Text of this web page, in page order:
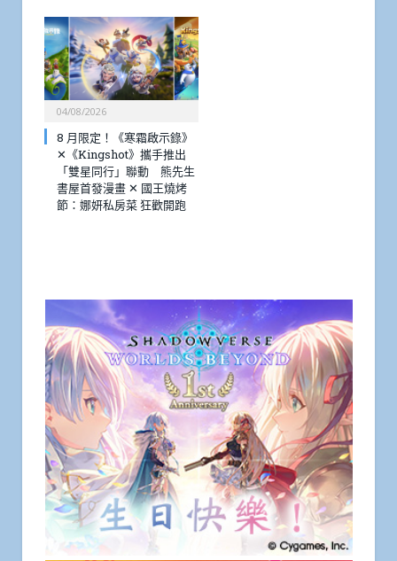
04/08/2026
8 月限定！《寒霜啟示錄》
✕《Kingshot》攜手推出
「雙星同行」聯動 熊先生
書屋首發漫畫 ✕ 國王燒烤
節：娜妍私房菜 狂歡開跑